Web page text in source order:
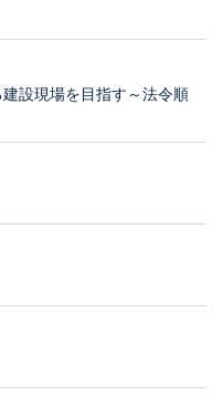
設現場を目指す～法令順